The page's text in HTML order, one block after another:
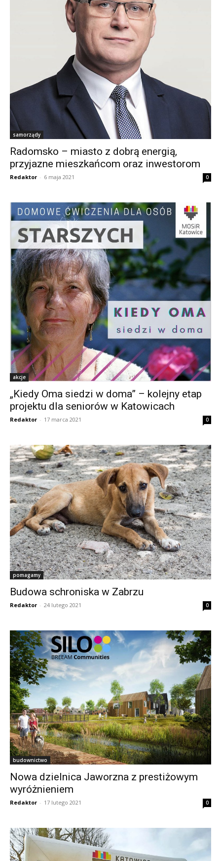
samorządy
Radomsko – miasto z dobrą energią,
przyjazne mieszkańcom oraz inwestorom
Redaktor - 6 maja 2021 0
akcje
„Kiedy Oma siedzi w doma” – kolejny etap
projektu dla seniorów w Katowicach
Redaktor - 17 marca 2021 0
pomagamy
Budowa schroniska w Zabrzu
Redaktor - 24 lutego 2021 0
budownictwo
Nowa dzielnica Jaworzna z prestiżowym
wyróżnieniem
Redaktor - 17 lutego 2021 0